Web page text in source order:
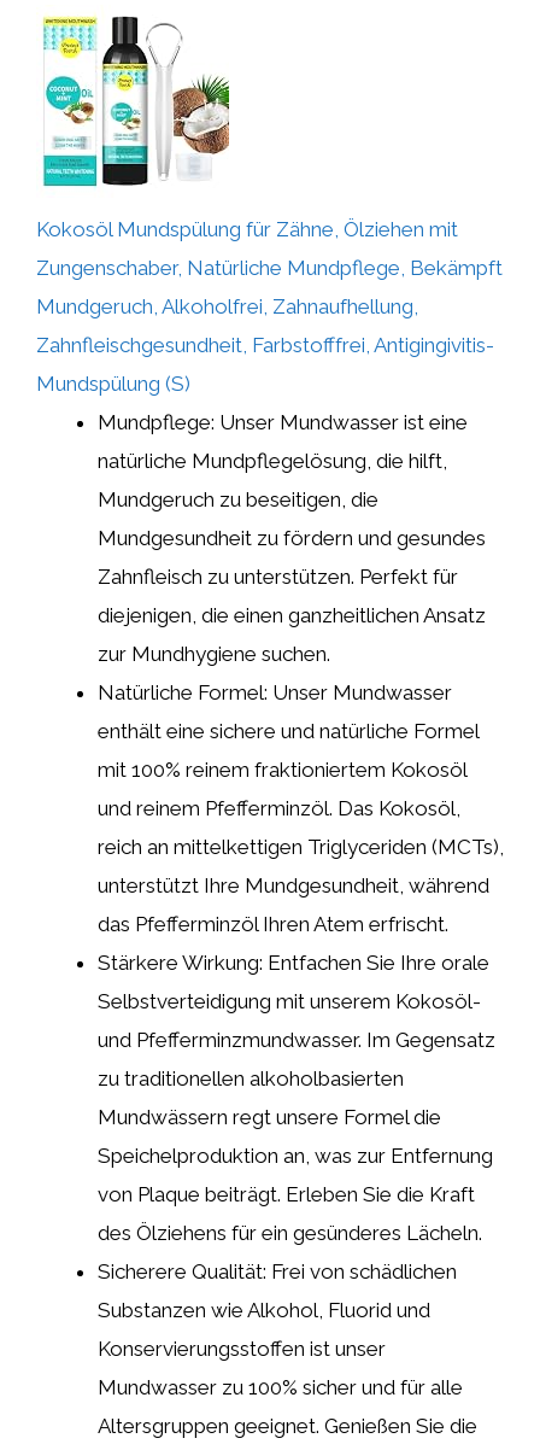
Kokosöl Mundspülung für Zähne, Ölziehen mit
Zungenschaber, Natürliche Mundpflege, Bekämpft
Mundgeruch, Alkoholfrei, Zahnaufhellung,
Zahnfleischgesundheit, Farbstofffrei, Antigingivitis-
Mundspülung (S)
Mundpflege: Unser Mundwasser ist eine
natürliche Mundpflegelösung, die hilft,
Mundgeruch zu beseitigen, die
Mundgesundheit zu fördern und gesundes
Zahnfleisch zu unterstützen. Perfekt für
diejenigen, die einen ganzheitlichen Ansatz
zur Mundhygiene suchen.
Natürliche Formel: Unser Mundwasser
enthält eine sichere und natürliche Formel
mit 100% reinem fraktioniertem Kokosöl
und reinem Pfefferminzöl. Das Kokosöl,
reich an mittelkettigen Triglyceriden (MCTs),
unterstützt Ihre Mundgesundheit, während
das Pfefferminzöl Ihren Atem erfrischt.
Stärkere Wirkung: Entfachen Sie Ihre orale
Selbstverteidigung mit unserem Kokosöl-
und Pfefferminzmundwasser. Im Gegensatz
zu traditionellen alkoholbasierten
Mundwässern regt unsere Formel die
Speichelproduktion an, was zur Entfernung
von Plaque beiträgt. Erleben Sie die Kraft
des Ölziehens für ein gesünderes Lächeln.
Sicherere Qualität: Frei von schädlichen
Substanzen wie Alkohol, Fluorid und
Konservierungsstoffen ist unser
Mundwasser zu 100% sicher und für alle
Altersgruppen geeignet. Genießen Sie die